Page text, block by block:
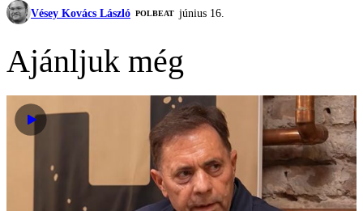
Vésey Kovács László ‎POLBEAT június 16.
Ajánljuk még